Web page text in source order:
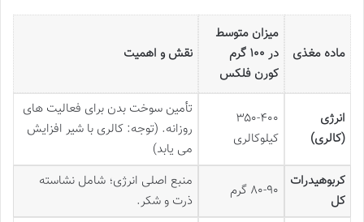
ماده مغذی
میزان متوسط
در ۱۰۰ گرم
کورن فلکس
نقش و اهمیت
انرژی
(کالری)
۳۵۰-۴۰۰
کیلوکالری
تأمین سوخت بدن برای فعالیت های
روزانه. (توجه: کالری با شیر افزایش
می یابد)
کربوهیدرات
کل
۸۰-۹۰ گرم
منبع اصلی انرژی؛ شامل نشاسته
ذرت و شکر.